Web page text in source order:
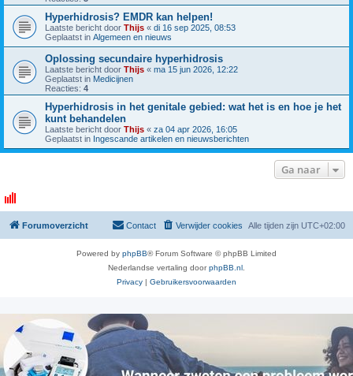
Hyperhidrosis? EMDR kan helpen!
Laatste bericht door Thijs « di 16 sep 2025, 08:53
Geplaatst in Algemeen en nieuws
Oplossing secundaire hyperhidrosis
Laatste bericht door Thijs « ma 15 jun 2026, 12:22
Geplaatst in Medicijnen
Reacties: 4
Hyperhidrosis in het genitale gebied: wat het is en hoe je het
kunt behandelen
Laatste bericht door Thijs « za 04 apr 2026, 16:05
Geplaatst in Ingescande artikelen en nieuwsberichten
Ga naar
Forumoverzicht Alle tijden zijn UTC+02:00
Verwijder cookies
Contact
Powered by phpBB® Forum Software © phpBB Limited
Nederlandse vertaling doorphpBB.nl
Privacy | Gebruikersvoorwaarden